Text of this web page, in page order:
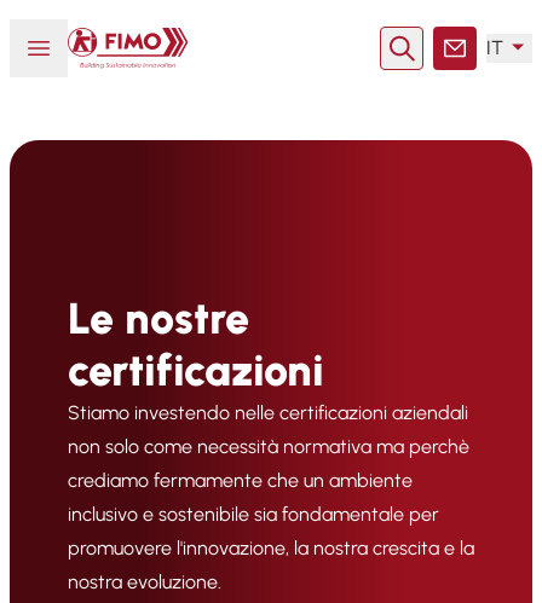
Aprire o chiudere il menu
Torna alla pagina iniziale
RicercaContatto
IT
Le nostre
certificazioni
Stiamo investendo nelle certificazioni aziendali
non solo come necessità normativa ma perchè
crediamo fermamente che un ambiente
inclusivo e sostenibile sia fondamentale per
promuovere l'innovazione, la nostra crescita e la
nostra evoluzione.